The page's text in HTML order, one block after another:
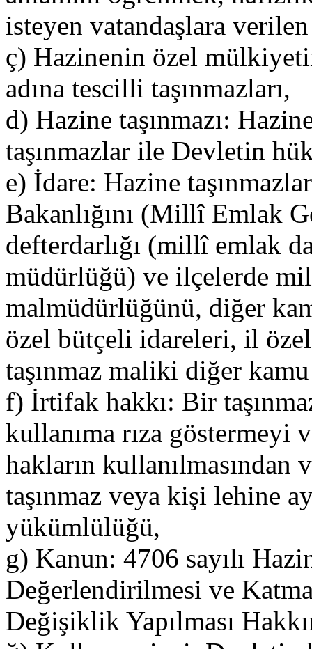
isteyen vatandaşlara
ç) Hazinenin özel
adına tescilli taşınmazları,
d) Hazine taşınmazı:
taşınmazlar ile Devletin
e) İdare: Hazine
Bakanlığını (Millî Emlak
defterdarlığı (millî emlak
müdürlüğü) ve ilçelerde
malmüdürlüğünü, diğer
özel bütçeli idareleri, il
taşınmaz maliki diğer
f) İrtifak hakkı: Bir
kullanıma rıza göstermeyi
hakların
taşınmaz veya kişi lehine
yükümlülüğü,
g) Kanun: 4706 sayılı
Değerlendirilmesi ve
Değişiklik Yapılması